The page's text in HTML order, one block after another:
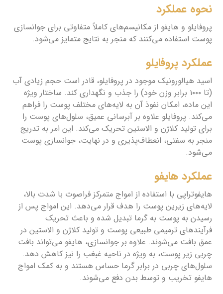
نحوه عملکرد
پروفایلو و هایفو از مکانیسم‌های کاملاً متفاوتی برای جوانسازی
پوست استفاده می‌کنند که منجر به نتایج متمایز می‌شود.
عملکرد پروفایلو
اسید هیالورونیک موجود در پروفایلو، قادر است حجم زیادی آب
(تا ۱۰۰۰ برابر وزن خود) را جذب و نگهداری کند. ساختار ویژه
این ماده، امکان نفوذ آن به لایه‌های مختلف پوست را فراهم
می‌کند. پروفایلو علاوه بر آبرسانی عمیق، سلول‌های پوست را
برای تولید کلاژن و الاستین تحریک می‌کند. این امر به تدریج
منجر به سفتی، انعطاف‌پذیری و در نهایت، جوانسازی پوست
می‌شود.
عملکرد هایفو
هایفوتراپی با استفاده از امواج متمرکز فراصوت با شدت بالا،
لایه‌های زیرین پوست را هدف قرار می‌دهد. این امواج پس از
رسیدن به پوست به گرما تبدیل شده و باعث تحریک
فرآیندهای ترمیمی طبیعی پوست و تولید کلاژن و الاستین در
عمق بافت می‌شوند. علاوه بر جوانسازی، هایفو می‌تواند بافت
چربی زیر پوست، به ویژه در ناحیه غبغب را نیز کاهش دهد.
سلول‌های چربی در برابر گرما حساس هستند و به کمک امواج
هایفو تخریب و توسط بدن دفع می‌شوند.